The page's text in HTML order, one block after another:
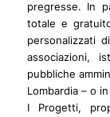
pregresse. In
totale e
personalizzati
associazioni,
pubbliche
Lombardia – o
I Progetti,